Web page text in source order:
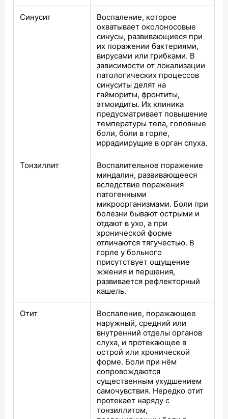
Синусит
Воспаление, которое
охватывает околоносовые
синусы, развивающиеся при
их поражении бактериями,
вирусами или грибками. В
зависимости от локализации
патологических процессов
синуситы делят на
гаймориты, фронтиты,
этмоидиты. Их клиника
предусматривает повышение
температуры тела, головные
боли, боли в горле,
иррадиирущие в орган слуха.
Тонзиллит
Воспалительное поражение
миндалин, развивающееся
вследствие поражения
патогенными
микроорганизмами. Боли при
болезни бывают острыми и
отдают в ухо, а при
хронической форме
отличаются тягучестью. В
горле у больного
присутствует ощущение
жжения и першения,
развивается рефлекторный
кашель.
Отит
Воспаление, поражающее
наружный, средний или
внутренний отделы органов
слуха, и протекающее в
острой или хронической
форме. Боли при нём
сопровождаются
существенным ухудшением
самочувствия. Нередко отит
протекает наряду с
тонзиллитом,